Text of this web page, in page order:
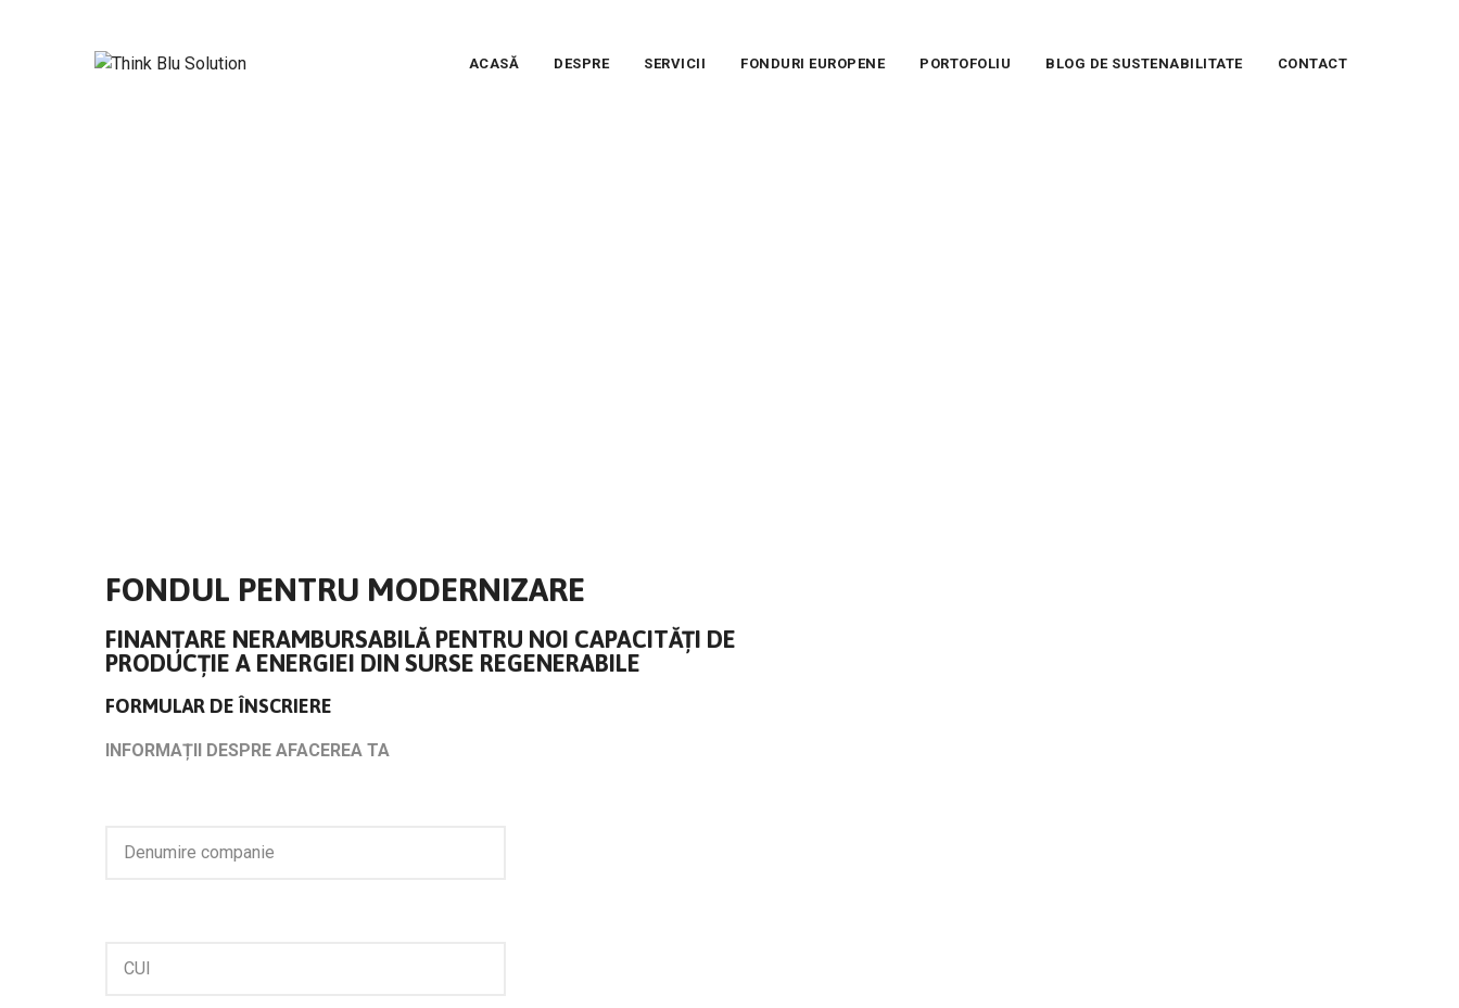
ACASĂ DESPRE SERVICII FONDURI EUROPENE PORTOFOLIU BLOG DE SUSTENABILITATE CONTACT
FONDUL PENTRU MODERNIZARE
FINANȚARE NERAMBURSABILĂ PENTRU NOI CAPACITĂȚI DE
PRODUCȚIE A ENERGIEI DIN SURSE REGENERABILE
FORMULAR DE ÎNSCRIERE
INFORMAȚII DESPRE AFACEREA TA